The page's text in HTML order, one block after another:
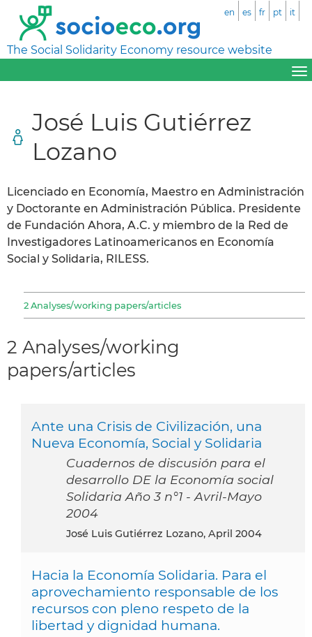
The Social Solidarity Economy resource website
en es fr pt it
José Luis Gutiérrez
Lozano
Licenciado en Economía, Maestro en Administración
y Doctorante en Administración Pública. Presidente
de Fundación Ahora, A.C. y miembro de la Red de
Investigadores Latinoamericanos en Economía
Social y Solidaria, RILESS.
2 Analyses/working papers/articles
2 Analyses/working
papers/articles
Ante una Crisis de Civilización, una
Nueva Economía, Social y Solidaria
Cuadernos de discusión para el
desarrollo DE la Economía social
Solidaria Año 3 n°1 - Avril-Mayo
2004
José Luis Gutiérrez Lozano, April 2004
Hacia la Economía Solidaria. Para el
aprovechamiento responsable de los
recursos con pleno respeto de la
libertad y dignidad humana.